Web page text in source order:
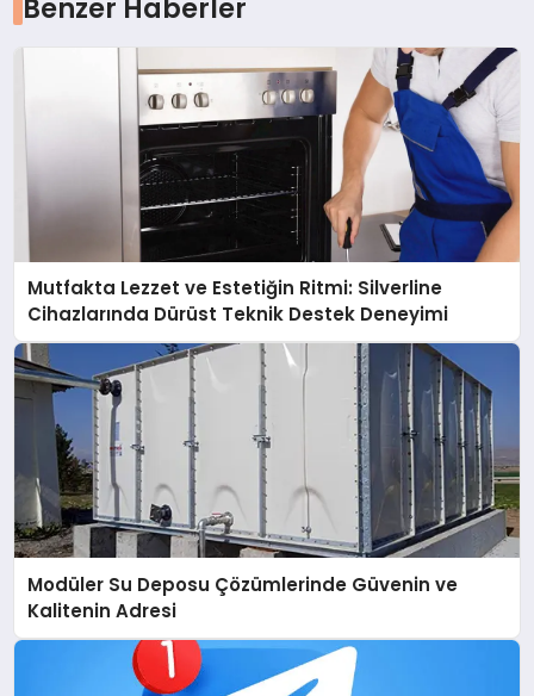
Benzer Haberler
Mutfakta Lezzet ve Estetiğin Ritmi: Silverline
Cihazlarında Dürüst Teknik Destek Deneyimi
Modüler Su Deposu Çözümlerinde Güvenin ve
Kalitenin Adresi